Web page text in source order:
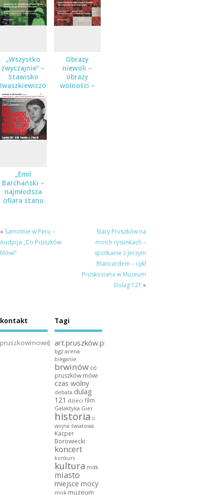
„Wszystko
zwyczajnie” –
Stawisko
Iwaszkiewiczów
w czasie
wojny i
pokoju
Obrazy
niewoli –
obrazy
wolności –
„Emil
Barchański –
najmłodsza
ofiara stanu
Dulag 121
« Samotnie w Peru –
Audycja „Co Pruszków
Mówi”
Stary Pruszków na
moich rysunkach –
spotkanie z Jerzym
Blancardem – cykl
Pruskoviana w Muzeum
Dulag 121 »
kontakt
pruszkowmowi@gmail.com
Tagi
art.pruszków.pl
bgż arena
bieganie
brwinów co
pruszków mówi
czas wolny
debata dulag
121 dzieci film
Galaktyka Gier
historia ii
wojna światowa
Kacper
Borowiecki
koncert
konkurs
kultura mdk
miasto
miejsce mocy
mok muzeum